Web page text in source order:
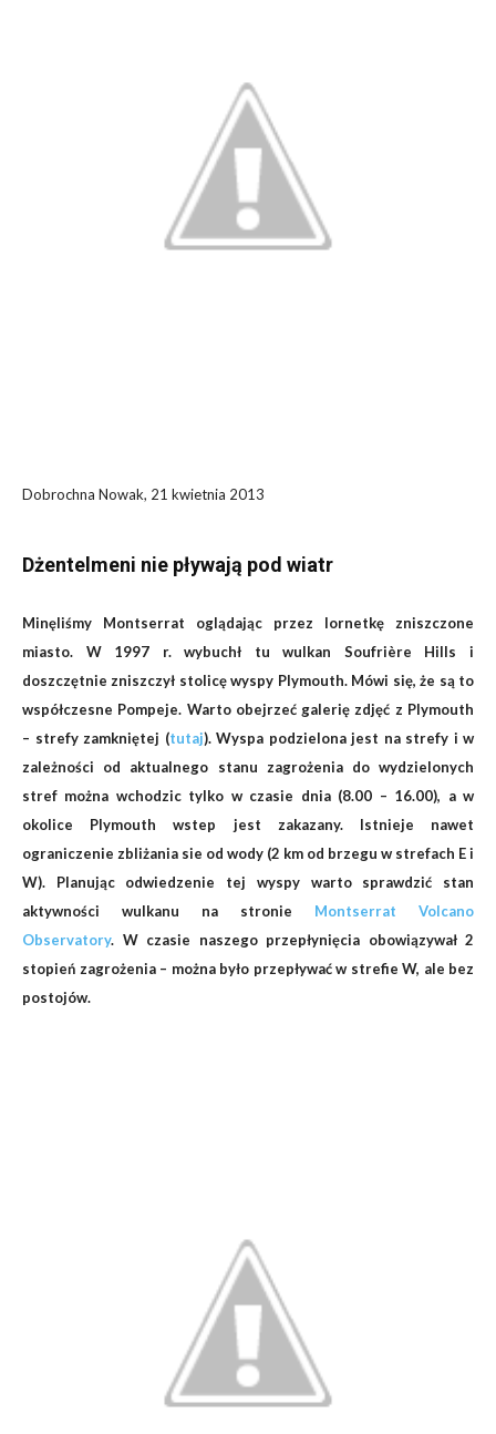
Dobrochna Nowak, 21 kwietnia 2013
Dżentelmeni nie pływają pod wiatr
Minęliśmy Montserrat oglądając przez lornetkę zniszczone
miasto. W 1997 r. wybuchł tu wulkan Soufrière Hills i
doszczętnie zniszczył stolicę wyspy Plymouth. Mówi się, że są to
współczesne Pompeje. Warto obejrzeć galerię zdjęć z Plymouth
– strefy zamkniętej (tutaj). Wyspa podzielona jest na strefy i w
zależności od aktualnego stanu zagrożenia do wydzielonych
stref można wchodzic tylko w czasie dnia (8.00 – 16.00), a w
okolice Plymouth wstep jest zakazany. Istnieje nawet
ograniczenie zbliżania sie od wody (2 km od brzegu w strefach E i
W). Planując odwiedzenie tej wyspy warto sprawdzić stan
aktywności wulkanu na stronie Montserrat Volcano
Observatory. W czasie naszego przepłynięcia obowiązywał 2
stopień zagrożenia – można było przepływać w strefie W, ale bez
postojów.